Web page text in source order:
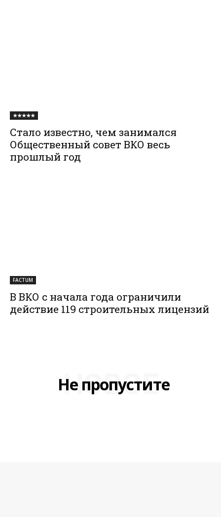
★★★★★
Стало известно, чем занимался
Общественный совет ВКО весь
прошлый год
FACTUM
В ВКО с начала года ограничили
действие 119 строительных лицензий
Не пропустите
НОВОЕ